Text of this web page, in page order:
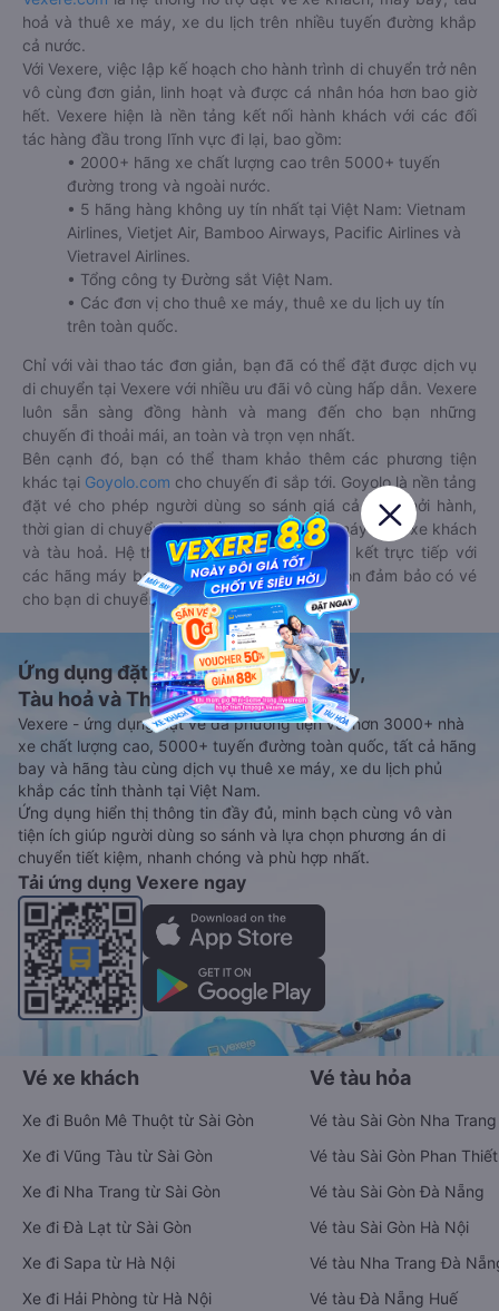
hoả và thuê xe máy, xe du lịch trên nhiều tuyến đường khắp
cả nước.
Với Vexere, việc lập kế hoạch cho hành trình di chuyển trở nên
vô cùng đơn giản, linh hoạt và được cá nhân hóa hơn bao giờ
hết. Vexere hiện là nền tảng kết nối hành khách với các đối
tác hàng đầu trong lĩnh vực đi lại, bao gồm:
• 2000+ hãng xe chất lượng cao trên 5000+ tuyến
đường trong và ngoài nước.
• 5 hãng hàng không uy tín nhất tại Việt Nam: Vietnam
Airlines, Vietjet Air, Bamboo Airways, Pacific Airlines và
Vietravel Airlines.
• Tổng công ty Đường sắt Việt Nam.
• Các đơn vị cho thuê xe máy, thuê xe du lịch uy tín
trên toàn quốc.
Chỉ với vài thao tác đơn giản, bạn đã có thể đặt được dịch vụ
di chuyển tại Vexere với nhiều ưu đãi vô cùng hấp dẫn. Vexere
luôn sẵn sàng đồng hành và mang đến cho bạn những
chuyến đi thoải mái, an toàn và trọn vẹn nhất.
Bên cạnh đó, bạn có thể tham khảo thêm các phương tiện
khác tại Goyolo.com cho chuyến đi sắp tới. Goyolo là nền tảng
đặt vé cho phép người dùng so sánh giá cả, giờ khởi hành,
thời gian di chuyển của nhiều phương tiện máy bay, xe khách
và tàu hoả. Hệ thống của Goyolo được liên kết trực tiếp với
các hãng máy bay, xe khách và tàu hoả, luôn đảm bảo có vé
cho bạn di chuyển.
Ứng dụng đặt vé Xe khách, Máy bay,
Tàu hoả và Thuê xe
Vexere - ứng dụng đặt vé đa phương tiện với hơn 3000+ nhà
xe chất lượng cao, 5000+ tuyến đường toàn quốc, tất cả hãng
bay và hãng tàu cùng dịch vụ thuê xe máy, xe du lịch phủ
khắp các tỉnh thành tại Việt Nam.
Ứng dụng hiển thị thông tin đầy đủ, minh bạch cùng vô vàn
tiện ích giúp người dùng so sánh và lựa chọn phương án di
chuyển tiết kiệm, nhanh chóng và phù hợp nhất.
Tải ứng dụng Vexere ngay
Vé xe khách
Xe đi Buôn Mê Thuột từ Sài Gòn
Xe đi Vũng Tàu từ Sài Gòn
Xe đi Nha Trang từ Sài Gòn
Xe đi Đà Lạt từ Sài Gòn
Xe đi Sapa từ Hà Nội
Xe đi Hải Phòng từ Hà Nội
Vé tàu hỏa
Vé tàu Sài Gòn Nha Trang
Vé tàu Sài Gòn Phan Thiết
Vé tàu Sài Gòn Đà Nẵng
Vé tàu Sài Gòn Hà Nội
Vé tàu Nha Trang Đà
Vé tàu Đà Nẵng Huế